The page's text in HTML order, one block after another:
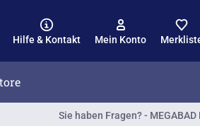
Hilfe & Kontakt Mein Konto
Sie haben Fragen? -